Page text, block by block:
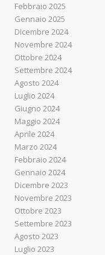
Febbraio 2025
Gennaio 2025
Dicembre 2024
Novembre 2024
Ottobre 2024
Settembre 2024
Agosto 2024
Luglio 2024
Giugno 2024
Maggio 2024
Aprile 2024
Marzo 2024
Febbraio 2024
Gennaio 2024
Dicembre 2023
Novembre 2023
Ottobre 2023
Settembre 2023
Agosto 2023
Luglio 2023